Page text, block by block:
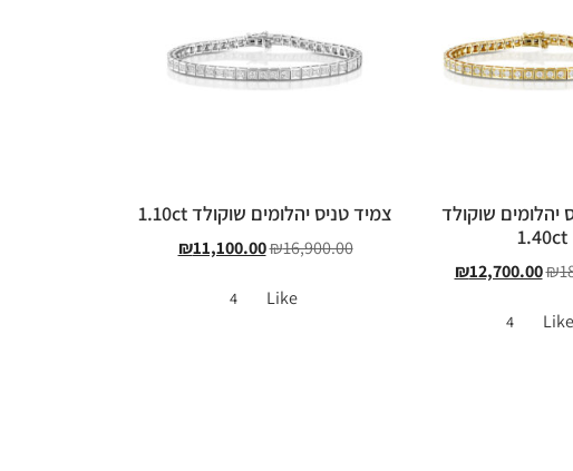
יהלומים שוקולד
1.40ct
₪
₪12,700.00
Like
4
צמיד טניס יהלומים שוקולד 1.10ct
₪16,900.00
₪11,100.00
Like
4